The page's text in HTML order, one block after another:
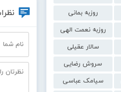
روزبه بمانی
روزبه نعمت الهی
سالار عقیلی
سروش رضایی
سیامک عباسی